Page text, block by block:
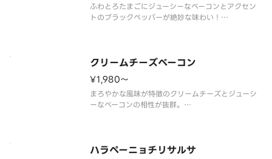
ふわとろたまごにジューシーなベーコンとアクセン
トのブラックペッパーが絶妙な味わい！
クリームチーズベーコン
¥1,980〜
まろやかな風味が特徴のクリームチーズとジューシ
ーなベーコンの相性が抜群。
ハラペーニョチリサルサ